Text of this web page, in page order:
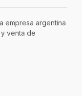
empresa argentina
venta de